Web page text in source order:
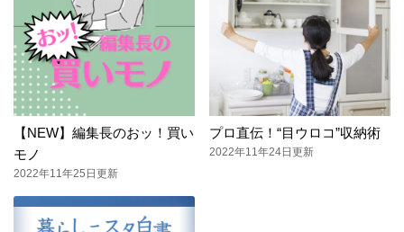
【NEW】編集長のおッ！買い
モノ
2022年11年25日更新
プロ直伝！“目ウロコ”収納術
2022年11年24日更新